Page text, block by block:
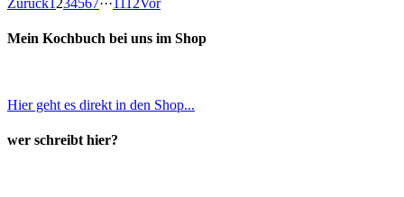
Zurück1 234567···1112Vor
Mein Kochbuch bei uns im Shop
Hier geht es direkt in den Shop...
wer schreibt hier?